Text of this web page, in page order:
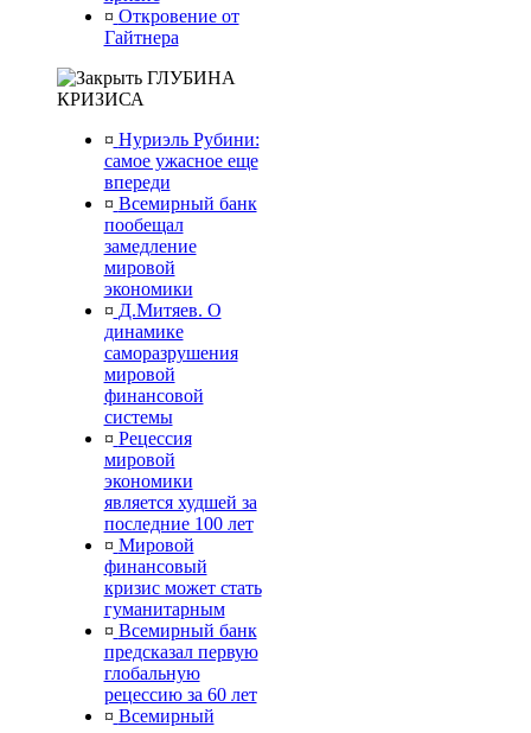
¤ Откровение от
Гайтнера
ГЛУБИНА
КРИЗИСА
¤ Нуриэль Рубини:
самое ужасное еще
впереди
¤ Всемирный банк
пообещал
замедление
мировой
экономики
¤ Д.Митяев. О
динамике
саморазрушения
мировой
финансовой
системы
¤ Рецессия
мировой
экономики
является худшей за
последние 100 лет
¤ Мировой
финансовый
кризис может стать
гуманитарным
¤ Всемирный банк
предсказал первую
глобальную
рецессию за 60 лет
¤ Всемирный